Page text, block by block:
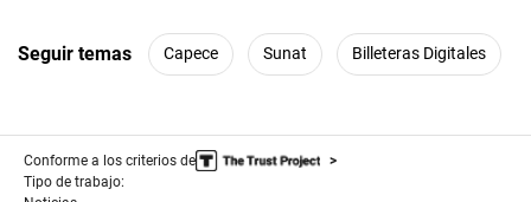
Seguir temas Capece Sunat Billeteras Digitales
Conforme a los criterios de
Tipo de trabajo: